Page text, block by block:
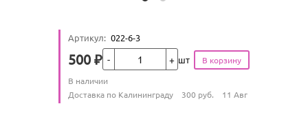
Артикул: 022-6-3
Цена
500 ₽ шт
Количество
В наличии
Условия доставки
Доставка по Калининграду 300 руб. 11 Авг